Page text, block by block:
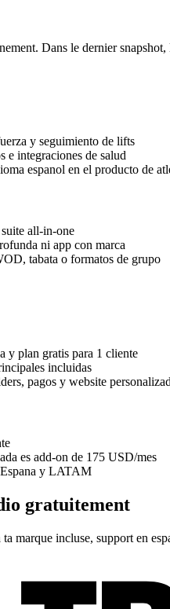
Dans le dernier
y seguimiento de lifts
e integraciones de salud
espanol en el producto de
all-in-one
ni app con marca
tabata o formatos de grupo
y plan gratis para 1 cliente
incluidas
pagos y website
es add-on de 175 USD/mes
y LATAM
gratuitement
marque incluse, support en